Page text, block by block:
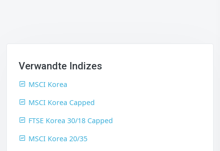
Verwandte Indizes
MSCI Korea
MSCI Korea Capped
FTSE Korea 30/18 Capped
MSCI Korea 20/35